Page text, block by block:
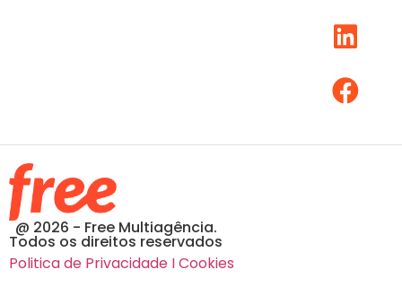
@ 2026 - Free Multiagência.
Todos os direitos reservados
Politica de Privacidade I Cookies